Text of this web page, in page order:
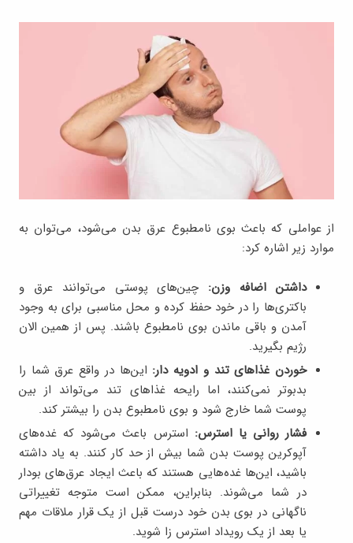
از عواملی که باعث بوی نامطبوع عرق بدن می‌شود، می‌توان به
موارد زیر اشاره کرد:
داشتن اضافه وزن: چین‌های پوستی می‌توانند عرق و
باکتری‌ها را در خود حفظ کرده و محل مناسبی برای به وجود
آمدن و باقی ماندن بوی نامطبوع باشند. پس از همین الان
رژیم بگیرید.
خوردن غذاهای تند و ادویه دار: این‌ها در واقع عرق شما را
بدبوتر نمی‌کنند، اما رایحه غذاهای تند می‌تواند از بین
پوست شما خارج شود و بوی نامطبوع بدن را بیشتر کند.
فشار روانی یا استرس: استرس باعث می‌شود که غده‌های
آپوکرین پوست بدن شما بیش از حد کار کنند. به یاد داشته
باشید، این‌ها غده‌هایی هستند که باعث ایجاد عرق‌های بودار
در شما می‌شوند. بنابراین، ممکن است متوجه تغییراتی
ناگهانی در بوی بدن خود درست قبل از یک قرار ملاقات مهم
یا بعد از یک رویداد استرس زا شوید.